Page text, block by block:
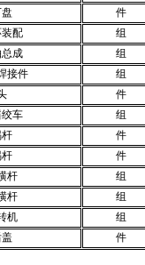
件
配
组
成 组
接件 组
件
车 组
件
件
杆 组
杆 组
机 组
件